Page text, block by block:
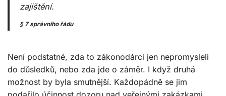
zajištění.
§ 7 správního řádu
Není podstatné, zda to zákonodárci jen nepromysleli
do důsledků, nebo zda jde o záměr. I když druhá
možnost by byla smutnější. Každopádně se jim